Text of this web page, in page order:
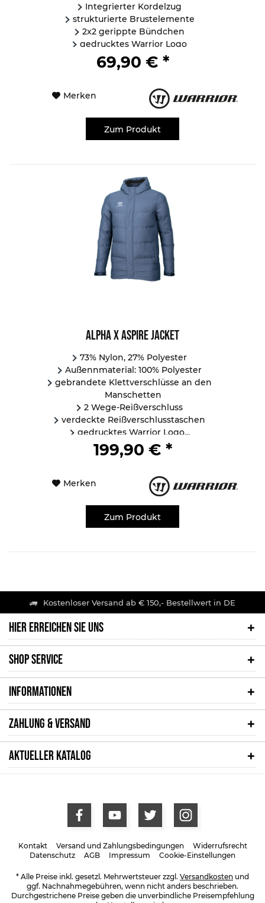
Integrierter Kordelzug
strukturierte Brustelemente
2x2 gerippte Bündchen
gedrucktes Warrior Logo
...
69,90 € *
Merken
Zum Produkt
Alpha X Aspire Jacket
73% Nylon, 27% Polyester
Außennmaterial: 100% Polyester
gebrandete Klettverschlüsse an den
Manschetten
2 Wege-Reißverschluss
verdeckte Reißverschlusstaschen
gedrucktes Warrior Logo...
199,90 € *
Merken
Zum Produkt
Kostenloser Versand ab € 150,- Bestellwert in DE
HIER ERREICHEN SIE UNS
SHOP SERVICE
INFORMATIONEN
ZAHLUNG & VERSAND
AKTUELLER KATALOG
Kontakt Versand und Zahlungsbedingungen
Widerrufsrecht
Datenschutz
AGB Impressum Cookie-Einstellungen
* Alle Preise inkl. gesetzl. Mehrwertsteuer zzgl. Versandkosten und
ggf. Nachnahmegebühren, wenn nicht anders beschrieben.
Durchgestrichene Preise geben die unverbindliche Preisempfehlung